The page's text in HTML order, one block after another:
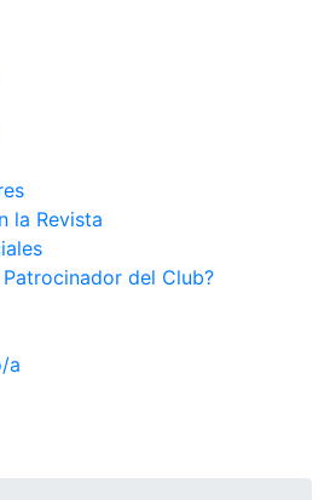
la Revista
Patrocinador del Club?
a